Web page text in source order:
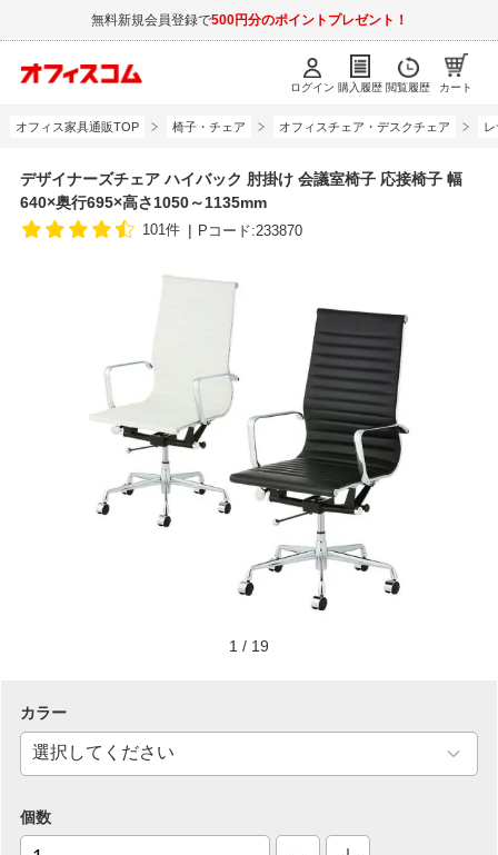
無料新規会員登録で500円分のポイントプレゼント！
ログイン 購入履歴 閲覧履歴 カート
オフィス家具通販TOP 椅子・チェア オフィスチェア・デスクチェア
デザイナーズチェア ハイバック 肘掛け 会議室椅子 応接椅子 幅
640×奥行695×高さ1050～1135mm
101件 Pコード:233870
1 / 19
カラー
個数